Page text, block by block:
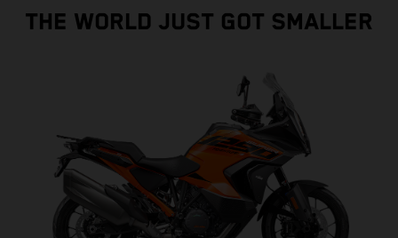
THE WORLD JUST GOT SMALLER